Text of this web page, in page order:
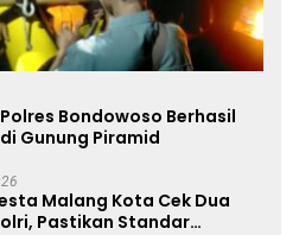
Bondowoso Berhasil
Gunung Piramid
Malang Kota Cek Dua
Pastikan Standar